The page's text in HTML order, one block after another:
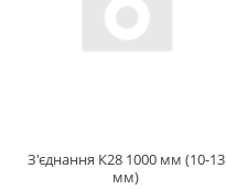
З'єднання К28 1000 мм (10-13
мм)